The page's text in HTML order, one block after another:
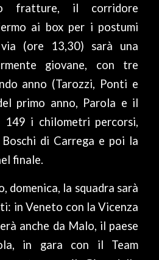
fratture, il corridore
ai box per i postumi
(ore 13,30) sarà una
giovane, con tre
anno (Tarozzi, Ponti e
primo anno, Parola e il
149 i chilometri percorsi,
di Carrega e poi la
finale.
domenica, la squadra sarà
in Veneto con la Vicenza
anche da Malo, il paese
in gara con il Team